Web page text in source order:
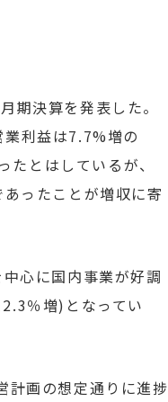
決算を発表した。
利益は7.7%増の
とはしているが、
ったことが増収に寄
心に国内事業が好調
％増)となってい
画の想定通りに進捗